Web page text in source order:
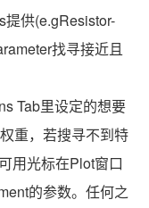
供(e.gResistor-
找寻接近且
Tab里设定的想要
重，若搜寻不到特
用光标在Plot窗口
的参数。任何之